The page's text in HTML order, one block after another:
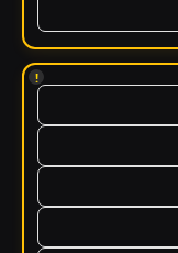
!